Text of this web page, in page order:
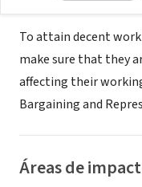
To attain decent
make sure that they
affecting their
Bargaining and
Áreas de